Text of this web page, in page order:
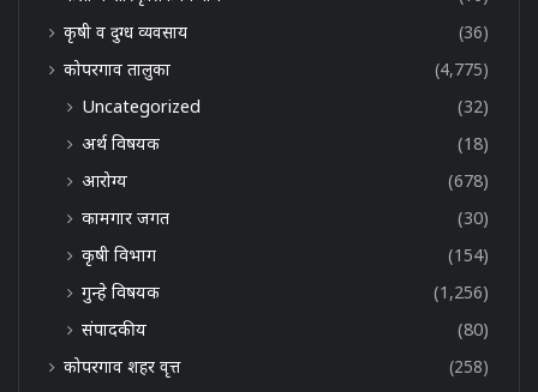
कृषी व दुग्ध व्यवसाय
(36)
कोपरगाव तालुका
(4,775)
Uncategorized
(32)
अर्थ विषयक
(18)
आरोग्य
(678)
कामगार जगत
(30)
कृषी विभाग
(154)
गुन्हे विषयक
(1,256)
संपादकीय
(80)
कोपरगाव शहर वृत्त
(258)